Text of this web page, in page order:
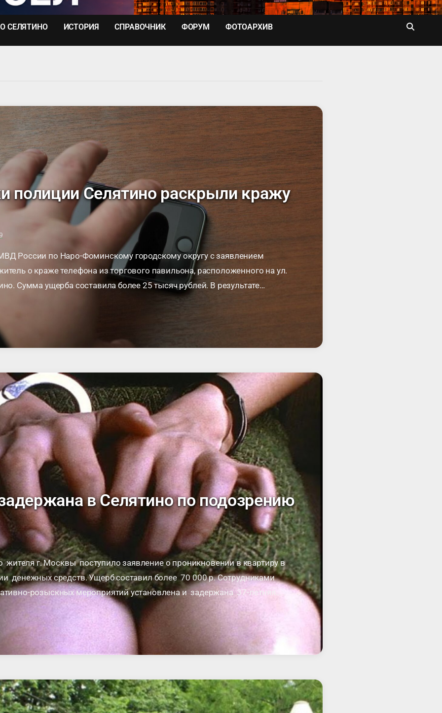
О СЕЛЯТИНО ИСТОРИЯ СПРАВОЧНИК ФОРУМ ФОТОАРХИВ
полиции Селятино раскрыли кражу
России по Наро-Фоминскому городскому округу с заявлением
о краже телефона из торгового павильона, расположенного на ул.
Сумма ущерба составила более 25 тысяч рублей. В результате
мероприятий сотрудниками полиции по …
в Селятино по подозрению
жителя г. Москвы поступило заявление о проникновении в квартиру в
денежных средств. Ущерб составил более 70 000 р. Сотрудниками
розыскных мероприятий установлена и задержана 37-летняя
области, подозреваемая в совершении …